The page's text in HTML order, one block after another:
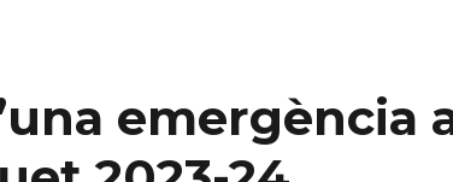
emergència